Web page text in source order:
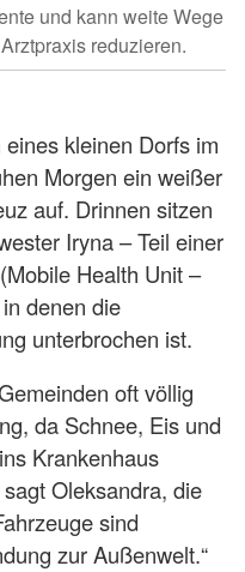
und kann weite Wege
reduzieren.
kleinen Dorfs im
Morgen ein weißer
auf. Drinnen sitzen
Iryna – Teil einer
Health Unit –
denen die
unterbrochen ist.
oft völlig
da Schnee, Eis und
Krankenhaus
Oleksandra, die
sind
zur Außenwelt.“